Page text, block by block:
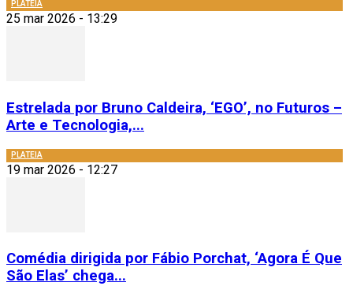
PLATEIA
25 mar 2026 - 13:29
Estrelada por Bruno Caldeira, ‘EGO’, no Futuros –
Arte e Tecnologia,...
PLATEIA
19 mar 2026 - 12:27
Comédia dirigida por Fábio Porchat, ‘Agora É Que
São Elas’ chega...